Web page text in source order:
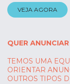
VEJA AGORA
QUER
TEMOS UMA
ORIENTAR
OUTROS TIPOS